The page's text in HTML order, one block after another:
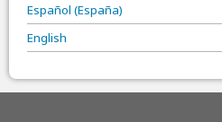
Español (España)
English